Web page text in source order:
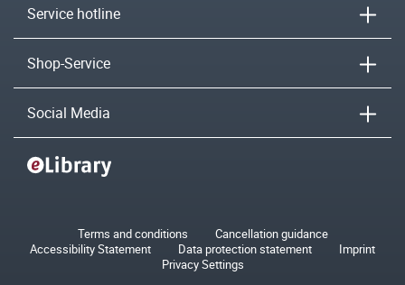
Service hotline
Shop-Service
Social Media
Terms and conditions
Cancellation guidance
Accessibility Statement
Data protection statement
Imprint
Privacy Settings